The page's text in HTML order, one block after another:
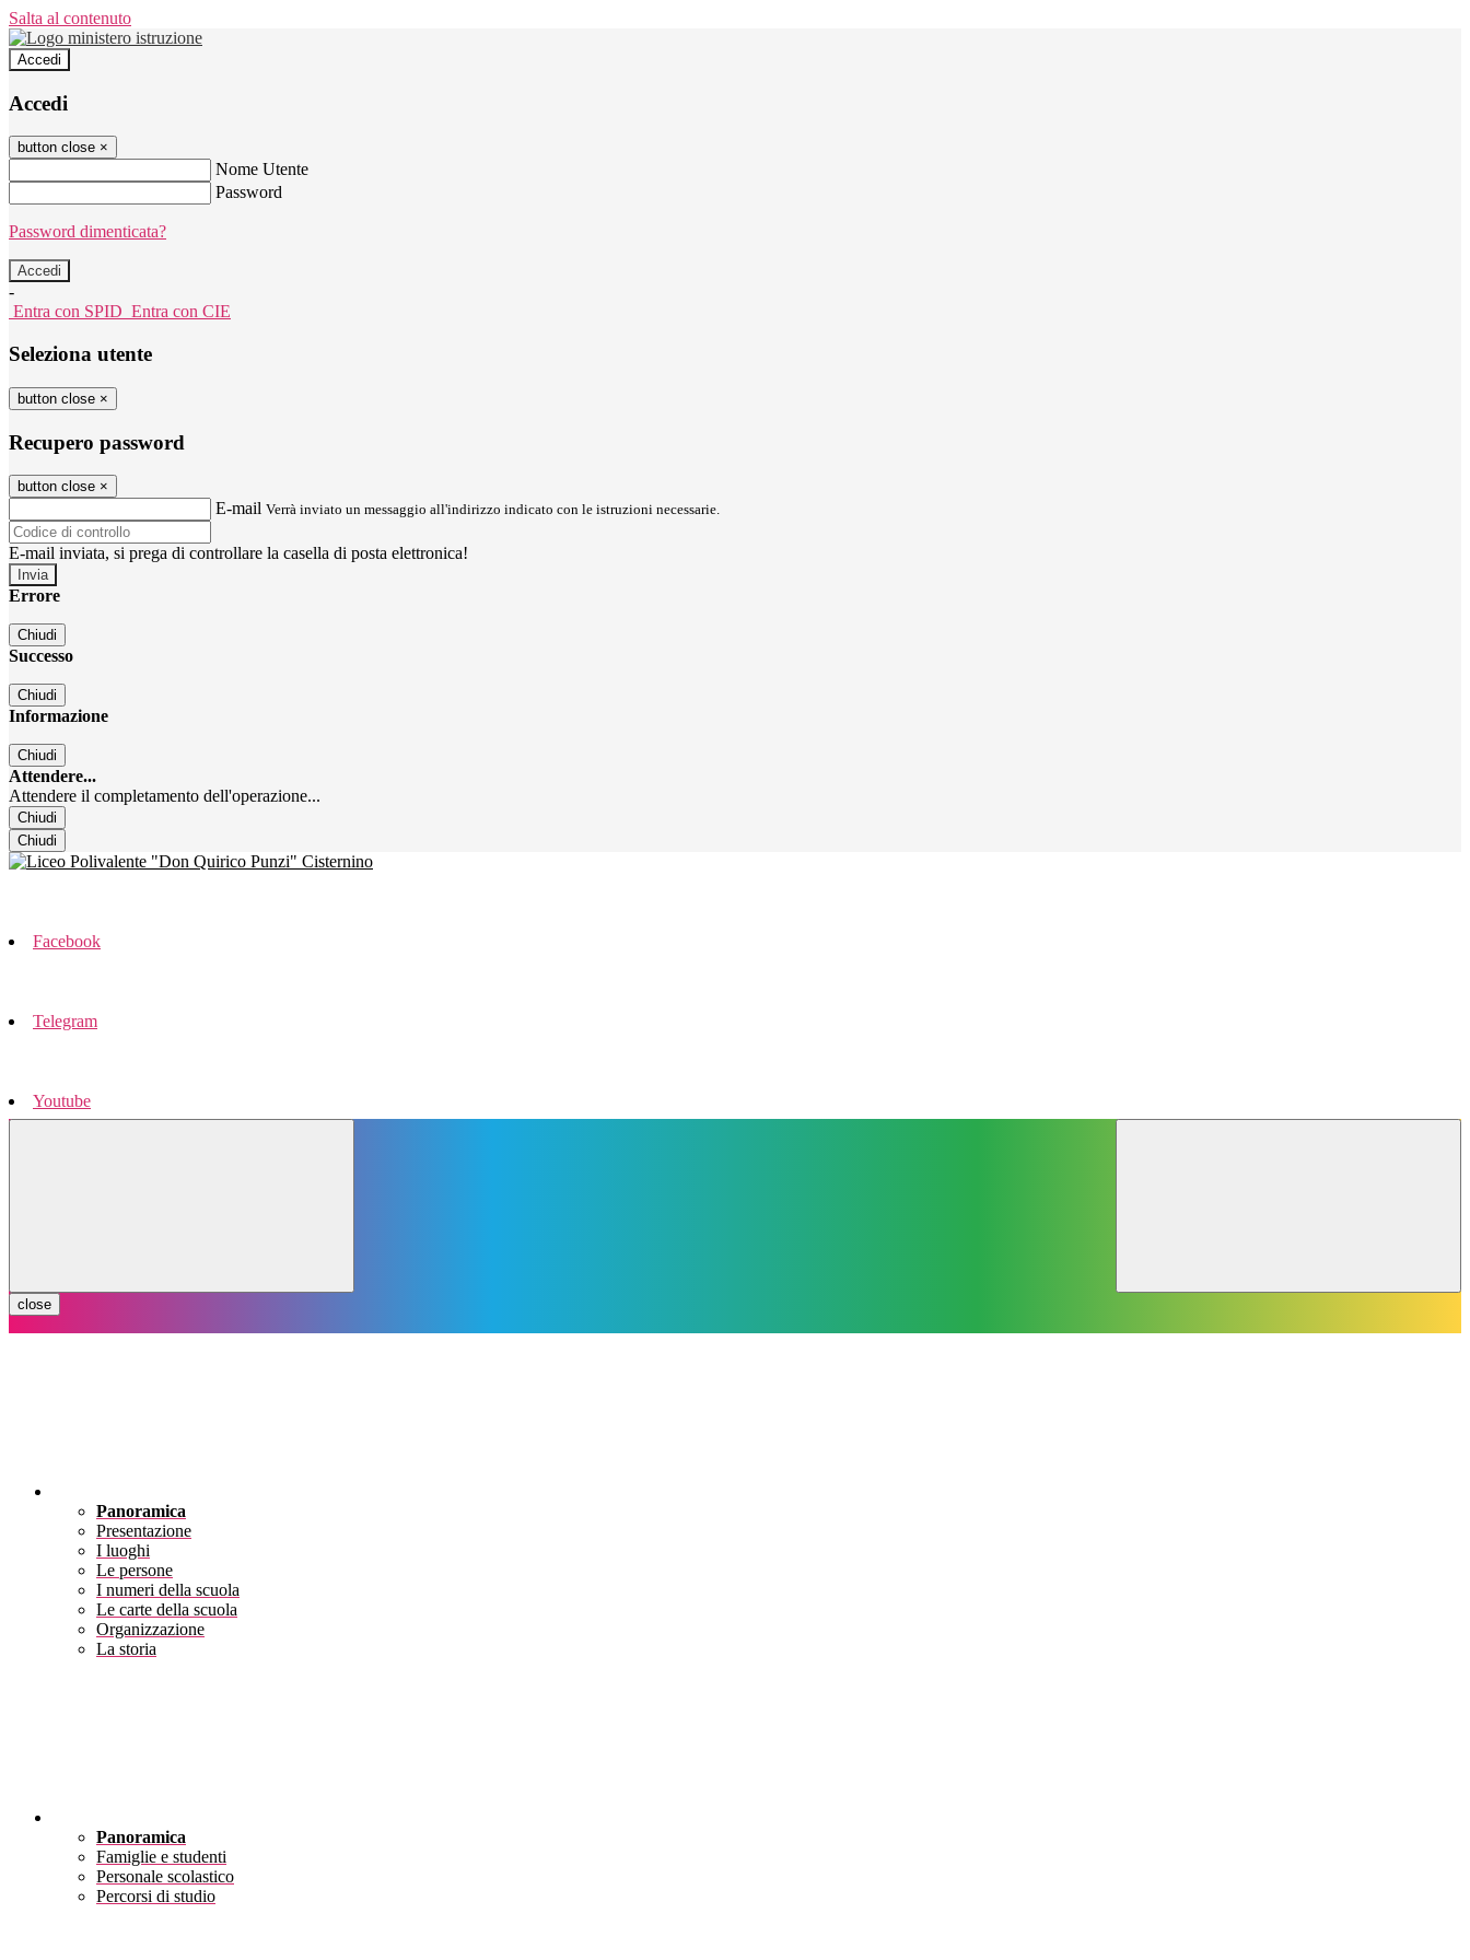
Salta al contenuto
Accedi
Accedi
button close ×
Nome Utente
Password
Password dimenticata?
-
Entra con SPID Entra con CIE
Seleziona utente
button close ×
Recupero password
button close ×
E-mail Verrà inviato un messaggio all'indirizzo indicato con le istruzioni necessarie.
E-mail inviata, si prega di controllare la casella di posta elettronica!
Errore
Chiudi
Successo
Chiudi
Informazione
Chiudi
Attendere...
Attendere il completamento dell'operazione...
Chiudi
Chiudi
Facebook
Telegram
Youtube
close
Panoramica
Presentazione
I luoghi
Le persone
I numeri della scuola
Le carte della scuola
Organizzazione
La storia
Panoramica
Famiglie e studenti
Personale scolastico
Percorsi di studio